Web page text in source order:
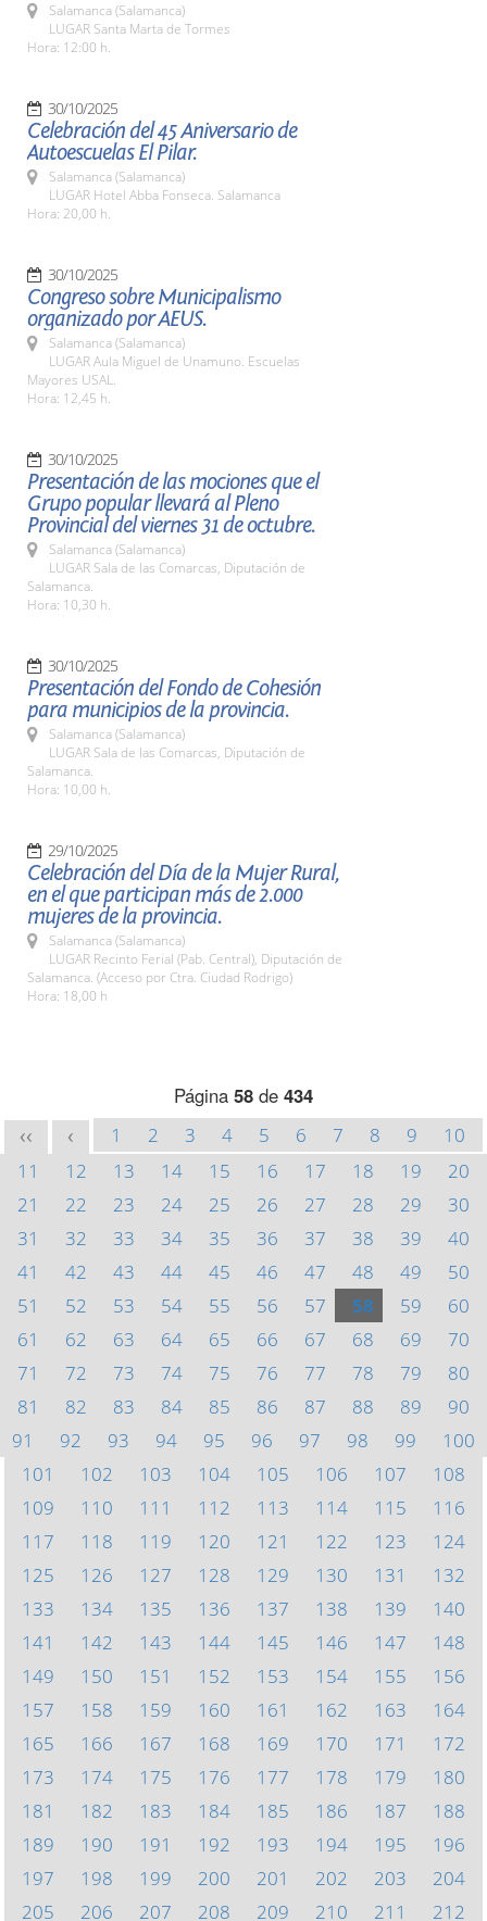
Salamanca (Salamanca)
LUGAR Santa Marta de Tormes
Hora: 12:00 h.
30/10/2025
Celebración del 45 Aniversario de
Autoescuelas El Pilar.
Salamanca (Salamanca)
LUGAR Hotel Abba Fonseca. Salamanca
Hora: 20,00 h.
30/10/2025
Congreso sobre Municipalismo
organizado por AEUS.
Salamanca (Salamanca)
LUGAR Aula Miguel de Unamuno. Escuelas
Mayores USAL.
Hora: 12,45 h.
30/10/2025
Presentación de las mociones que el
Grupo popular llevará al Pleno
Provincial del viernes 31 de octubre.
Salamanca (Salamanca)
LUGAR Sala de las Comarcas, Diputación de
Salamanca.
Hora: 10,30 h.
30/10/2025
Presentación del Fondo de Cohesión
para municipios de la provincia.
Salamanca (Salamanca)
LUGAR Sala de las Comarcas, Diputación de
Salamanca.
Hora: 10,00 h.
29/10/2025
Celebración del Día de la Mujer Rural,
en el que participan más de 2.000
mujeres de la provincia.
Salamanca (Salamanca)
LUGAR Recinto Ferial (Pab. Central), Diputación de
Salamanca. (Acceso por Ctra. Ciudad Rodrigo)
Hora: 18,00 h
Página 58 de 434
<< < 1 2 3 4 5 6 7 8 9
10
11
12 13 14 15 16 17 18 19
20
21
22 23 24 25 26 27 28 29
30
31
32 33 34 35 36 37 38 39
40
41
42 43 44 45 46 47 48 49
50
51
52 53 54 55 56 57 58 59
60
61
62 63 64 65 66 67 68 69
70
71
72 73 74 75 76 77 78 79
80
81
82 83 84 85 86 87 88 89
90
91
92 93 94 95 96 97 98 99
100
101
102 103 104 105 106 107
108
109
110 111 112 113 114 115
116
117
118 119 120 121 122 123
124
125
126 127 128 129 130 131
132
133
134 135 136 137 138 139
140
141
142 143 144 145 146 147
148
149
150 151 152 153 154 155
156
157
158 159 160 161 162 163
164
165
166 167 168 169 170 171
172
173
174 175 176 177 178 179
180
181
182 183 184 185 186 187
188
189
190 191 192 193 194 195
196
197
198 199 200 201 202 203
204
205
206 207 208 209 210 211 212